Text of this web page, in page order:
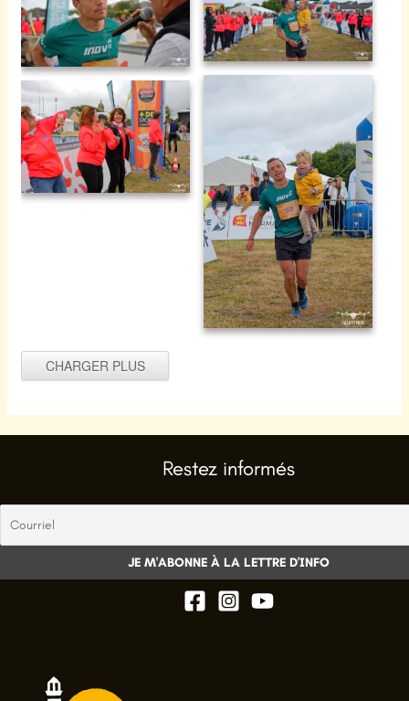
La barjo 2024 -169
La barjo 2024 -168
La barjo 2024 -167
CHARGER PLUS
Restez informés